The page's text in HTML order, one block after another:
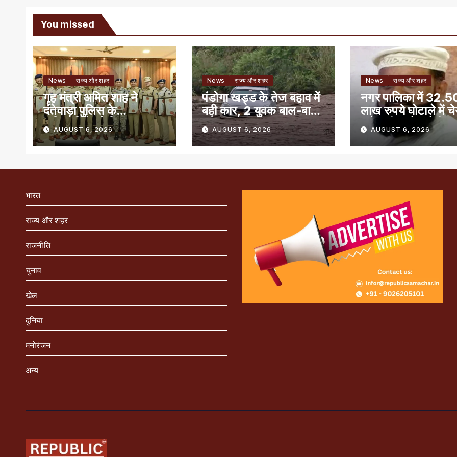
You missed
News राज्य और शहर
गृह मंत्री अमित शाह ने
दंतेवाड़ा पुलिस के
अधिकारियों को किया
सम्मानित
AUGUST 6, 2026
News राज्य और शहर
पंडोगा खड्ड के तेज बहाव में
बही कार, 2 युवक बाल-बाल
बचेAUGUST 6, 2026
News राज्य और शहर
नगर पालिका में
लाख रुपये घोटाले में
समेत तीन लोग दोषी
AUGUST 6, 2026
भारत
राज्य और शहर
राजनीति
चुनाव
खेल
दुनिया
मनोरंजन
अन्य